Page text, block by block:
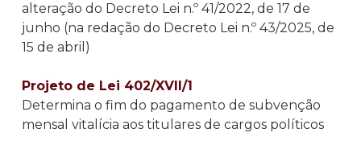
alteração do Decreto Lei n.º 41/2022, de 17 de
junho (na redação do Decreto Lei n.º 43/2025, de
15 de abril)
Projeto de Lei 402/XVII/1
Determina o fim do pagamento de subvenção
mensal vitalícia aos titulares de cargos políticos